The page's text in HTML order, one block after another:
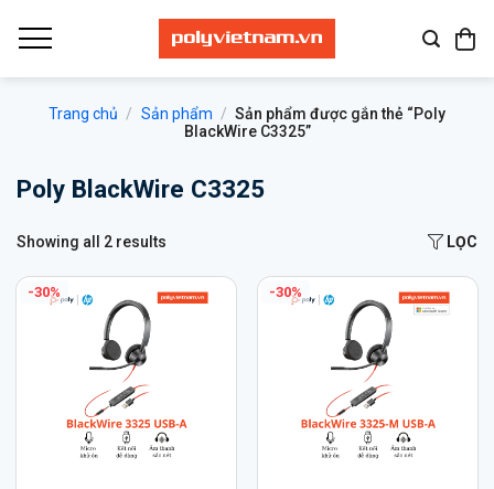
qua
Trang chủ / Sản phẩm / Sản phẩm được gắn thẻ “Poly
BlackWire C3325”
Poly BlackWire C3325
Showing all 2 results LỌC
-30% -30%